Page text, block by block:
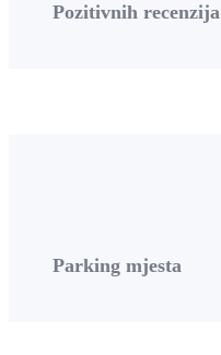
Pozitivnih recenzija
Parking mjesta